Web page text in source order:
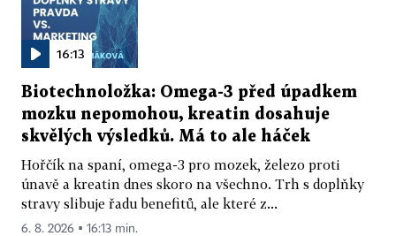
16:13
Biotechnoložka: Omega-3 před úpadkem
mozku nepomohou, kreatin dosahuje
skvělých výsledků. Má to ale háček
Hořčík na spaní, omega-3 pro mozek, železo proti
únavě a kreatin dnes skoro na všechno. Trh s doplňky
stravy slibuje řadu benefitů, ale které z...
6. 8. 2026 ▪ 16:13 min.